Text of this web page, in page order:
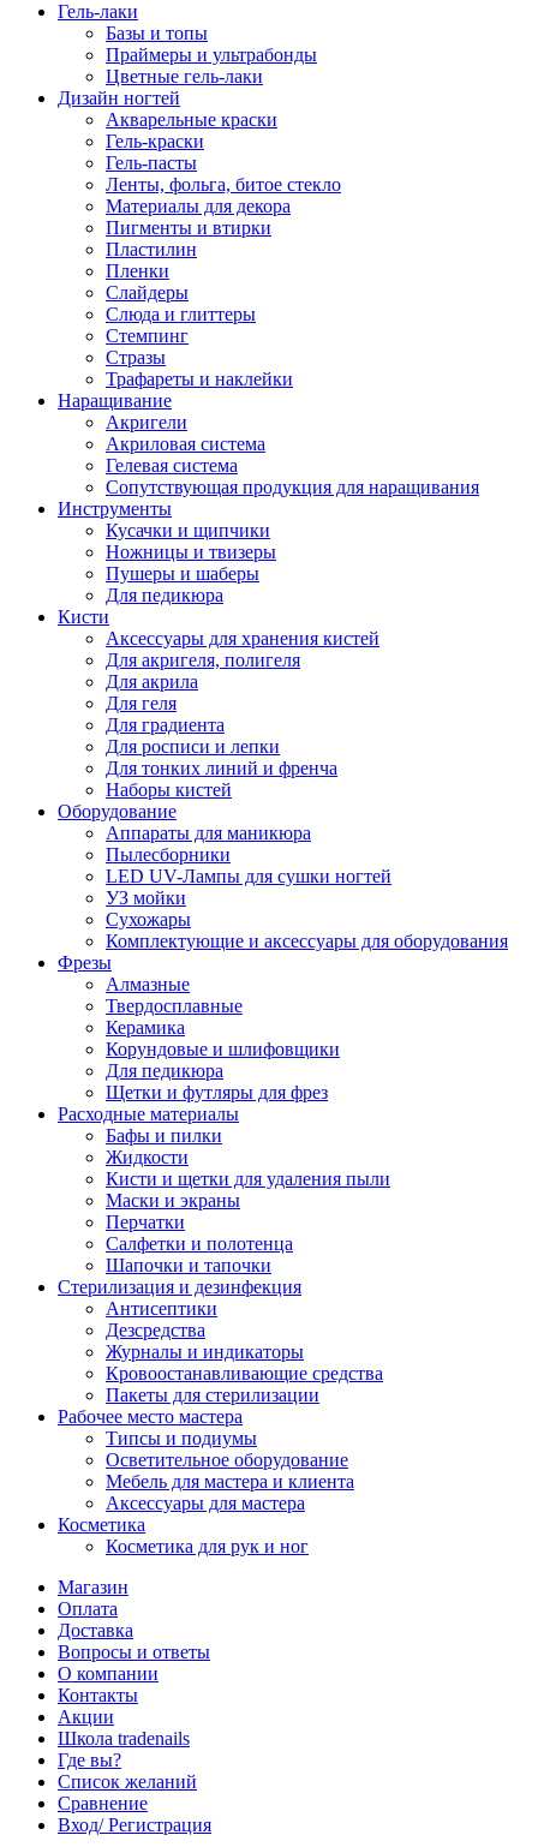
Гель-лаки
Базы и топы
Праймеры и ультрабонды
Цветные гель-лаки
Дизайн ногтей
Акварельные краски
Гель-краски
Гель-пасты
Ленты, фольга, битое стекло
Материалы для декора
Пигменты и втирки
Пластилин
Пленки
Слайдеры
Слюда и глиттеры
Стемпинг
Стразы
Трафареты и наклейки
Наращивание
Акригели
Акриловая система
Гелевая система
Сопутствующая продукция для наращивания
Инструменты
Кусачки и щипчики
Ножницы и твизеры
Пушеры и шаберы
Для педикюра
Кисти
Аксессуары для хранения кистей
Для акригеля, полигеля
Для акрила
Для геля
Для градиента
Для росписи и лепки
Для тонких линий и френча
Наборы кистей
Оборудование
Аппараты для маникюра
Пылесборники
LED UV-Лампы для сушки ногтей
УЗ мойки
Сухожары
Комплектующие и аксессуары для оборудования
Фрезы
Алмазные
Твердосплавные
Керамика
Корундовые и шлифовщики
Для педикюра
Щетки и футляры для фрез
Расходные материалы
Бафы и пилки
Жидкости
Кисти и щетки для удаления пыли
Маски и экраны
Перчатки
Салфетки и полотенца
Шапочки и тапочки
Стерилизация и дезинфекция
Антисептики
Дезсредства
Журналы и индикаторы
Кровоостанавливающие средства
Пакеты для стерилизации
Рабочее место мастера
Типсы и подиумы
Осветительное оборудование
Мебель для мастера и клиента
Аксессуары для мастера
Косметика
Косметика для рук и ног
Магазин
Оплата
Доставка
Вопросы и ответы
О компании
Контакты
Акции
Школа tradenails
Где вы?
Список желаний
Сравнение
Вход/ Регистрация